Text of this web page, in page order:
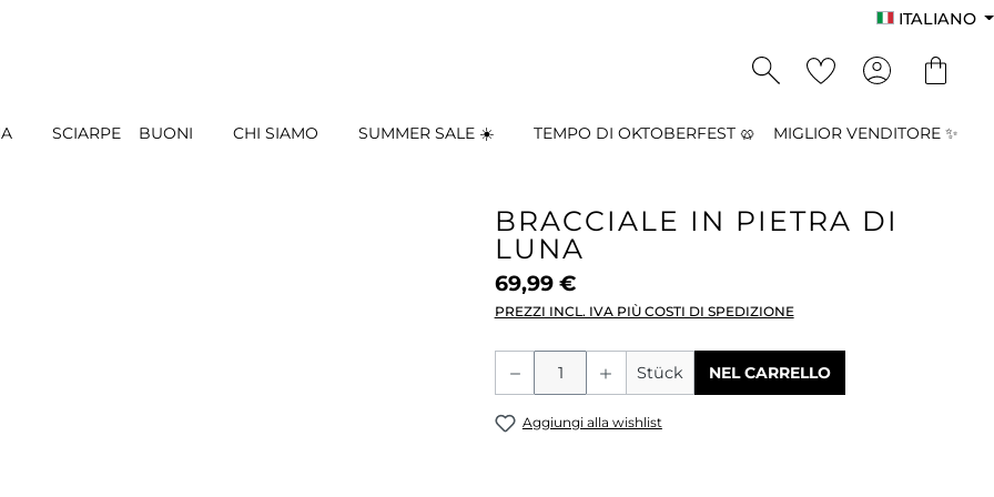
ITALIANO
SCIARPE BUONI CHI SIAMO SUMMER SALE ☀️ TEMPO DI OKTOBERFEST 🥨 MIGLIOR VENDITORE ✨
BRACCIALE IN PIETRA DI
LUNA
69,99 €
PREZZI INCL. IVA PIÙ COSTI DI SPEDIZIONE
Quantità del prodotto: inserisci la
Stück NEL CARRELLO
Aggiungi alla wishlist